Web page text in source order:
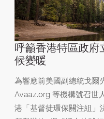
呼籲香港特區政府
候變暖
為響應前美國副總統戈爾
Avaaz.org 等機構號召世
港「基督徒環保關注組」